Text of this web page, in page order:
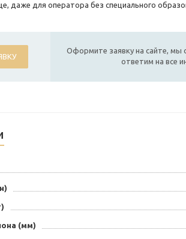
даже для оператора без специального
Оформите заявку на сайте, мы
ответим на все
(мм)